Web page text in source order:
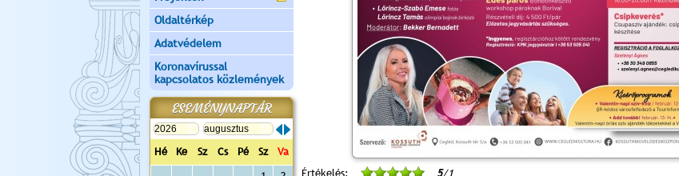
Oldaltérkép
Adatvédelem
Koronavírussal
kapcsolatos közlemények
ESEMÉNYNAPTÁR
Hé Ke Sz Cs Pé Sz
Va
Értékelés: 5/1